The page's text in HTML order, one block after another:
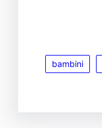
bambini